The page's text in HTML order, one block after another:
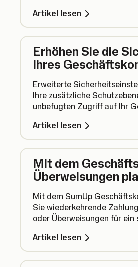
Business Card.
Artikel lesen
Erhöhen Sie die
Ihres
Erweiterte
Ihre zusätzliche
unbefugten Zugriff auf Ihr
schützen.
Artikel lesen
Mit dem
Überweisungen
Mit dem SumUp
Sie wiederkehrende
oder Überweisungen für ein
keine vergessenen
Artikel lesen